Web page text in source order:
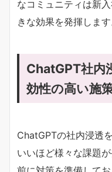
なコミュニティは新
きな効果を発揮します
ChatGPT社内
効性の高い施
ChatGPTの社内浸透
いいほど様々な課題